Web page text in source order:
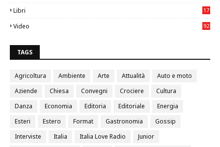
Libri
17
Video
92
TAGS
Agricoltura Ambiente Arte Attualità
Auto e moto
Aziende
Chiesa Convegni Crociere
Cultura
Danza
Economia Editoria Editoriale
Energia
Esteri
Estero Format Gastronomia
Gossip
Interviste
Italia Italia Love Radio
Junior